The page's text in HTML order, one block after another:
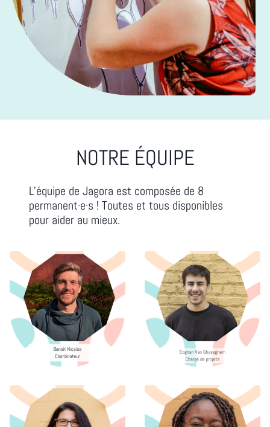
NOTRE ÉQUIPE
L’équipe de Jagora est composée de 8
permanent·e·s ! Toutes et tous disponibles
pour aider au mieux.